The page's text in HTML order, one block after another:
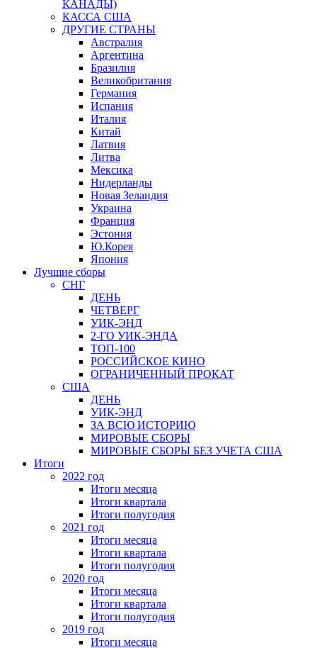
КАНАДЫ)
КАССА США
ДРУГИЕ СТРАНЫ
Австралия
Аргентина
Бразилия
Великобритания
Германия
Испания
Италия
Китай
Латвия
Литва
Мексика
Нидерланды
Новая Зеландия
Украина
Франция
Эстония
Ю.Корея
Япония
Лучшие сборы
СНГ
ДЕНЬ
ЧЕТВЕРГ
УИК-ЭНД
2-ГО УИК-ЭНДА
ТОП-100
РОССИЙСКОЕ КИНО
ОГРАНИЧЕННЫЙ ПРОКАТ
США
ДЕНЬ
УИК-ЭНД
ЗА ВСЮ ИСТОРИЮ
МИРОВЫЕ СБОРЫ
МИРОВЫЕ СБОРЫ БЕЗ УЧЕТА США
Итоги
2022 год
Итоги месяца
Итоги квартала
Итоги полугодия
2021 год
Итоги месяца
Итоги квартала
Итоги полугодия
2020 год
Итоги месяца
Итоги квартала
Итоги полугодия
2019 год
Итоги месяца